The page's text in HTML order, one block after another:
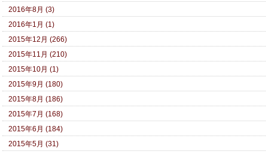
2016年8月 (3)
2016年1月 (1)
2015年12月 (266)
2015年11月 (210)
2015年10月 (1)
2015年9月 (180)
2015年8月 (186)
2015年7月 (168)
2015年6月 (184)
2015年5月 (31)